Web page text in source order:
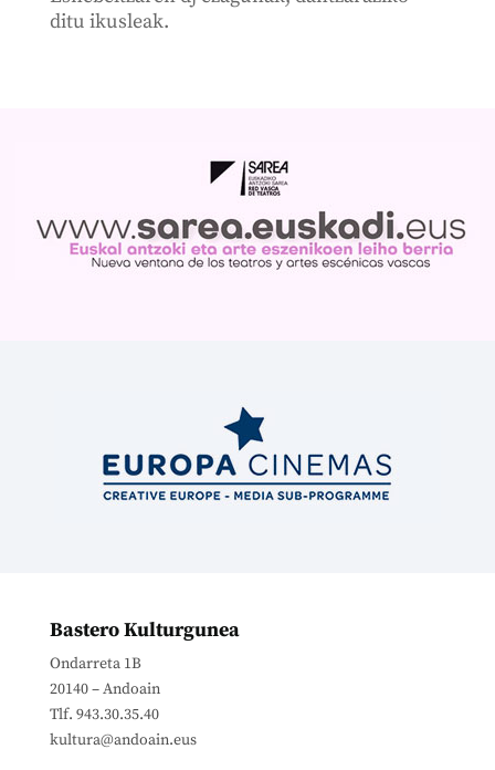
ditu ikusleak.
Bastero Kulturgunea
Ondarreta 1B
20140 – Andoain
Tlf. 943.30.35.40
kultura@andoain.eus